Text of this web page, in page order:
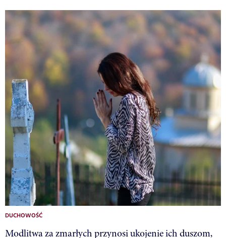
DUCHOWOŚĆ
Modlitwa za zmarłych przynosi ukojenie ich duszom,